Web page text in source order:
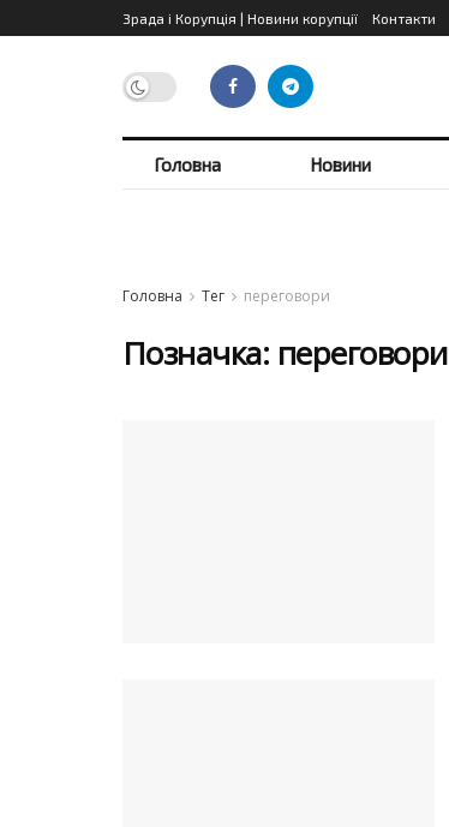
Зрада і Корупція | Новини корупції Контакти
Головна Новини
Головна Тег переговори
Позначка: переговори